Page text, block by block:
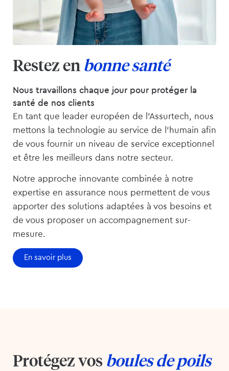
Restez en bonne santé
Nous travaillons chaque jour pour protéger la
santé de nos clients
En tant que leader européen de l’Assurtech, nous
mettons la technologie au service de l’humain afin
de vous fournir un niveau de service exceptionnel
et être les meilleurs dans notre secteur.
Notre approche innovante combinée à notre
expertise en assurance nous permettent de vous
apporter des solutions adaptées à vos besoins et
de vous proposer un accompagnement sur-
mesure.
En savoir plus
Protégez vos boules de poils